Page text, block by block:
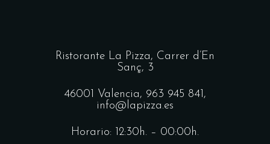
Ristorante La Pizza, Carrer d’En
Sanç, 3
46001 Valencia, 963 945 841 ,
info@lapizza.es
Horario: 12:30h. – 00:00h.